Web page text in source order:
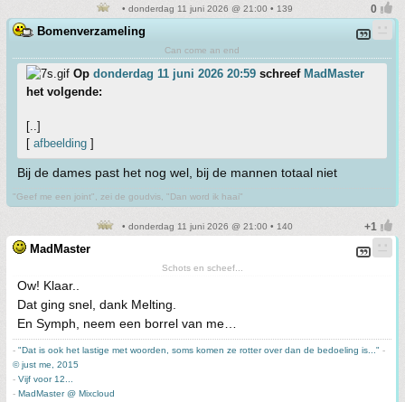
• donderdag 11 juni 2026 @ 21:00 • 139
Bomenverzameling
Can come an end
Op donderdag 11 juni 2026 20:59 schreef MadMaster
het volgende:
[..]
[ afbeelding ]
Bij de dames past het nog wel, bij de mannen totaal niet
"Geef me een joint", zei de goudvis, "Dan word ik haai"
• donderdag 11 juni 2026 @ 21:00 • 140
MadMaster
Schots en scheef...
Ow! Klaar..
Dat ging snel, dank Melting.
En Symph, neem een borrel van me…
- "Dat is ook het lastige met woorden, soms komen ze rotter over dan de bedoeling is..." -
© just me, 2015
- Vijf voor 12...
- MadMaster @ Mixcloud